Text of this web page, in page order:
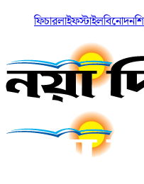
ফিচারলাইফস্টাইলবিনোদন